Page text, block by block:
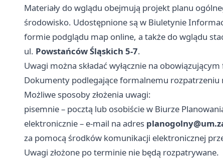
Materiały do wglądu obejmują projekt planu
środowisko. Udostępnione są w Biuletynie
formie podglądu map online, a także do wglądu
ul. Powstańców Śląskich 5-7.
Uwagi można składać wyłącznie na
Dokumenty podlegające formalnemu
Możliwe sposoby złożenia uwagi:
pisemnie – pocztą lub osobiście w Biurze
elektronicznie – e-mail na adres
za pomocą środków komunikacji elektronicznej
Uwagi złożone po terminie nie będą rozpatrywane.